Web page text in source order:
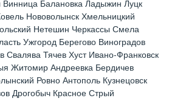
Балановка Ладыжин Луцк
Нововолынск Хмельницкий
Нетешин Черкассы Смела
Ужгород Берегово Виноградов
Свалява Тячев Хуст Ивано-Франковск
Житомир Андреевка Бердичев
Ровно Антополь Кузнецовск
Дрогобыч Красное Стрый